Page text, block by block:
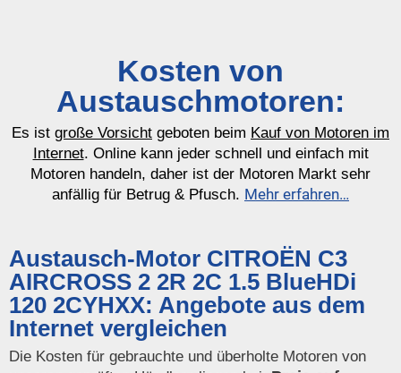
Kosten von
Austauschmotoren:
Es ist große Vorsicht geboten beim Kauf von Motoren im
Internet. Online kann jeder schnell und einfach mit
Motoren handeln, daher ist der Motoren Markt sehr
anfällig für Betrug & Pfusch. Mehr erfahren…
Austausch-Motor CITROËN C3
AIRCROSS 2 2R 2C 1.5 BlueHDi
120 2CYHXX: Angebote aus dem
Internet vergleichen
Die Kosten für gebrauchte und überholte Motoren von